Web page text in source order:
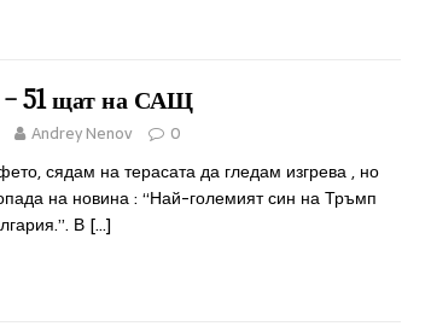
– 51 щат на САЩ
Andrey Nenov 0
сядам на терасата да гледам изгрева , но
на новина : “Най-големият син на Тръмп
В […]